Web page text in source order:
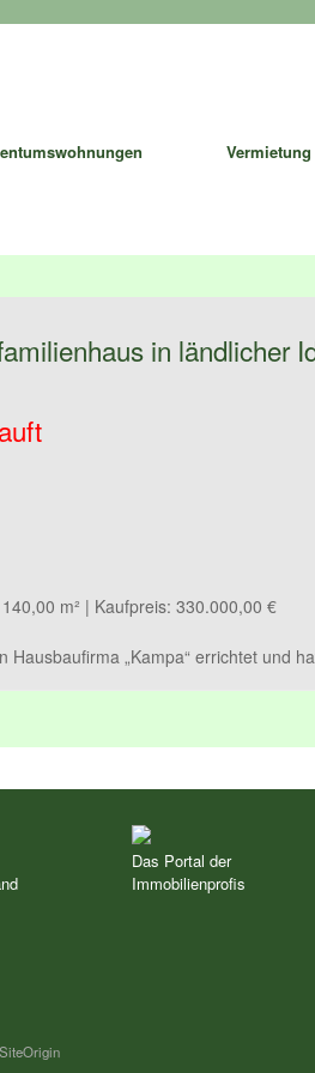
Vermietung
in ländlicher
m² | Kaufpreis: 330.000,00 €
„Kampa“ errichtet und
Das Portal der
Immobilienprofis
SiteOrigin